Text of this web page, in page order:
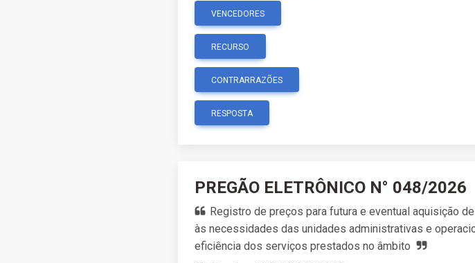
VENCEDORES
RECURSO
CONTRARRAZÕES
RESPOSTA
PREGÃO ELETRÔNICO N° 048/2026
Registro de preços para futura e eventual aquisição
às necessidades das unidades administrativas e
eficiência dos serviços prestados no âmbito